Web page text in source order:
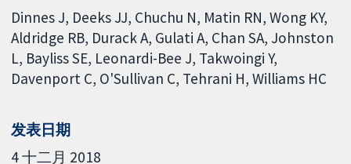
Dinnes J Deeks JJ Chuchu N Matin RN Wong KY
Aldridge RB Durack A Gulati A Chan SA Johnston
L Bayliss SE Leonardi-Bee J Takwoingi Y
Davenport C O'Sullivan C Tehrani H Williams HC
发表日期
4 十二月 2018